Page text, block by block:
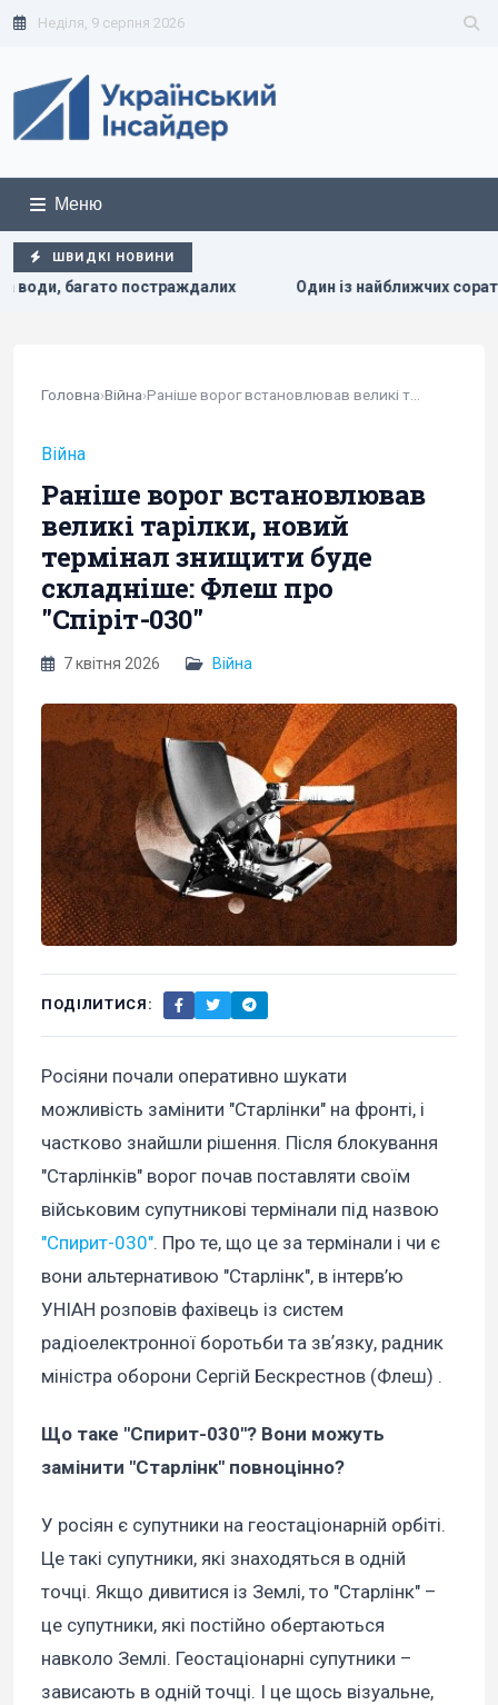
Неділя, 9 серпня 2026
Меню
ШВИДКІ НОВИНИ
Один із найближчих соратників Асада переховується в
Головна›Війна›
Війна
Раніше ворог встановлював
великі тарілки, новий
термінал знищити буде
складніше: Флеш про
"Спіріт-030"
7 квітня 2026 Війна
ПОДІЛИТИСЯ:
Росіяни почали оперативно шукати
можливість замінити "Старлінки" на фронті, і
частково знайшли рішення. Після блокування
"Старлінків" ворог почав поставляти своїм
військовим супутникові термінали під назвою
"Спирит-030". Про те, що це за термінали і чи є
вони альтернативою "Старлінк", в інтерв’ю
УНІАН розповів фахівець із систем
радіоелектронної боротьби та звʼязку, радник
міністра оборони Сергій Бескрестнов (Флеш) .
Що таке "Спирит-030"? Вони можуть
замінити "Старлінк" повноцінно?
У росіян є супутники на геостаціонарній орбіті.
Це такі супутники, які знаходяться в одній
точці. Якщо дивитися із Землі, то "Старлінк" –
це супутники, які постійно обертаються
навколо Землі. Геостаціонарні супутники –
зависають в одній точці. І це щось візуальне,